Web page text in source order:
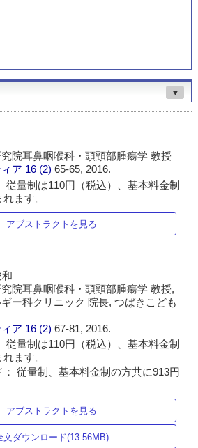
▼
院耳鼻咽喉科・頭頸部腫瘍学 教授
ア 16 (2)65-65, 2016.
従量制は110円（税込）、基本料金制
ます。
アブストラクトを見る
院耳鼻咽喉科・頭頸部腫瘍学 教授,
ー科クリニック 院長, つばきこども
ア 16 (2)67-81, 2016.
従量制は110円（税込）、基本料金制
ます。
従量制、基本料金制の方共に913円
アブストラクトを見る
文ダウンロード(13.56MB)